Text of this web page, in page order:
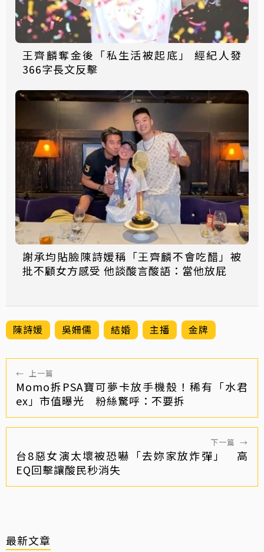
王齊麟奪金後「私生活被起底」 經紀人發
366字長文反擊
謝承均貼臉陳詩媛稱「王齊麟不會吃醋」被
批不顧女方感受 他談酸言酸語：當他放屁
陳詩媛 吳姍儒 結婚 主播 金牌
← 上一篇
Momo拆PSA寶可夢卡放手機殼！稀有「水君
ex」市值曝光 粉絲驚呼：不要拆
下一篇 →
台8惡女演太壞被恐嚇「去妳家放炸彈」 高
EQ回擊讓酸民秒消失
最新文章